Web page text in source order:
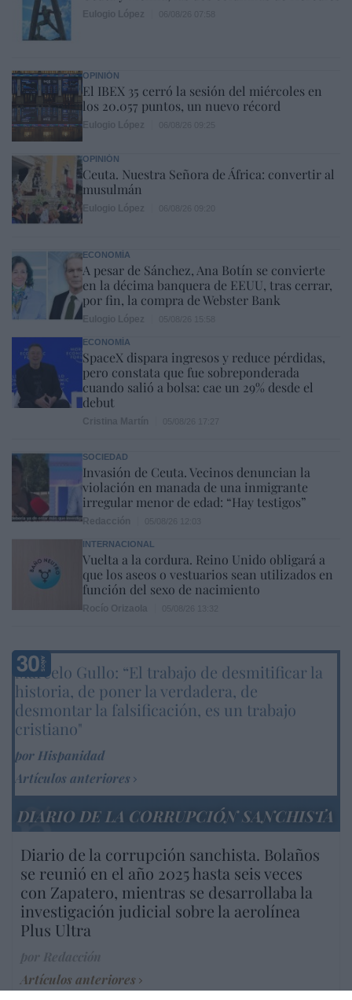
OPINIÓN
El IBEX 35 cerró la sesión del miércoles en
los 20.057 puntos, un nuevo récord
OPINIÓN
Ceuta. Nuestra Señora de África: convertir al
musulmán
ECONOMÍA
A pesar de Sánchez, Ana Botín se convierte
en la décima banquera de EEUU, tras cerrar,
por fin, la compra de Webster Bank
ECONOMÍA
SpaceX dispara ingresos y reduce pérdidas,
pero constata que fue sobreponderada
cuando salió a bolsa: cae un 29% desde el
debut
SOCIEDAD
Invasión de Ceuta. Vecinos denuncian la
violación en manada de una inmigrante
irregular menor de edad: “Hay testigos”
INTERNACIONAL
Vuelta a la cordura. Reino Unido obligará a
que los aseos o vestuarios sean utilizados en
función del sexo de nacimiento
Marcelo Gullo: “El trabajo de desmitificar la
historia, de poner la verdadera, de
desmontar la falsificación, es un trabajo
cristiano"
por Hispanidad
Artículos anteriores
DIARIO DE LA CORRUPCIÓN SANCHISTA
Diario de la corrupción sanchista. Bolaños
se reunió en el año 2025 hasta seis veces
con Zapatero, mientras se desarrollaba la
investigación judicial sobre la aerolínea
Plus Ultra
Artículos anteriores